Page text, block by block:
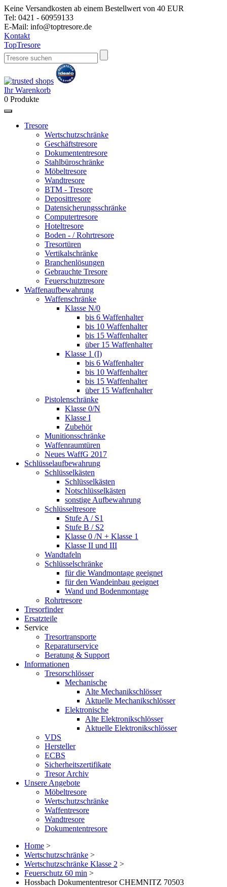
Keine Versandkosten ab einem Bestellwert von 40 EUR
Tel: 0421 - 60959133
E-Mail: info@toptresore.de
Kontakt
TopTresore
Ihr Warenkorb
0 Produkte
Tresore
Wertschutzschränke
Geschäftstresore
Dokumententresore
Stahlbüroschränke
Möbeltresore
Wandtresore
BTM - Tresore
Deposittresore
Datensicherungsschränke
Computertresore
Hoteltresore
Boden - / Rohrtresore
Tresortüren
Vertikalschränke
Branchenlösungen
Gebrauchte Tresore
Feuerschutztresore
Waffenaufbewahrung
Waffenschränke
Klasse N/0
bis 6 Waffenhalter
bis 10 Waffenhalter
bis 15 Waffenhalter
über 15 Waffenhalter
Klasse 1 (I)
bis 6 Waffenhalter
bis 10 Waffenhalter
bis 15 Waffenhalter
über 15 Waffenhalter
Pistolenschränke
Klasse 0/N
Klasse I
Zubehör
Munitionsschränke
Waffenraumtüren
Neues WaffG 2017
Schlüsselaufbewahrung
Schlüsselkästen
Schlüsselkästen
Notschlüsselkästen
sonstige Aufbewahrung
Schlüsseltresore
Stufe A / S1
Stufe B / S2
Klasse 0 /N + Klasse 1
Klasse II und III
Wandtafeln
Schlüsselschränke
für die Wandmontage geeignet
für den Wandeinbau geeignet
Wand und Bodenmontage
Rohrtresore
Tresorfinder
Ersatzteile
Service
Tresortransporte
Reparaturservice
Beratung & Support
Informationen
Tresorschlösser
Mechanische
Alte Mechanikschlösser
Aktuelle Mechanikschlösser
Elektronische
Alte Elektronikschlösser
Aktuelle Elektronikschlösser
VDS
Hersteller
ECBS
Sicherheitszertifikate
Tresor Archiv
Unsere Angebote
Möbeltresore
Wertschutzschränke
Waffentresore
Wandtresore
Dokumententresore
Home >
Wertschutzschränke >
Wertschutzschränke Klasse 2 >
Feuerschutz 60 min >
Hossbach Dokumententresor CHEMNITZ 70503